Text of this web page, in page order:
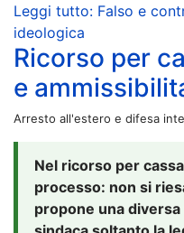
Leggi tutto: Falso e
ideologica
Ricorso per
e
Arresto all'estero e difesa
Nel ricorso per
processo: non si
propone una